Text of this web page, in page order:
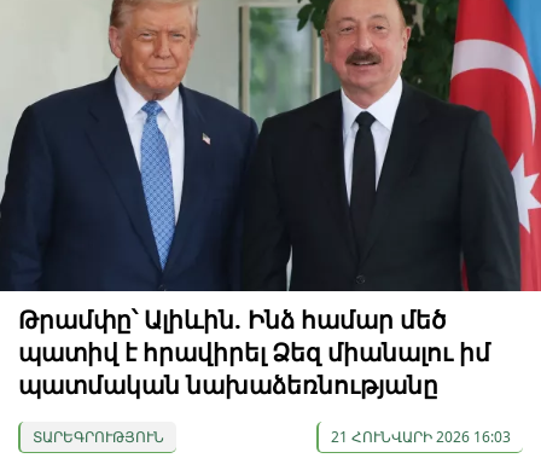
Թրամփը՝ Ալիևին. Ինձ համար մեծ
պատիվ է հրավիրել Ձեզ միանալու իմ
պատմական նախաձեռնությանը
ՏԱՐԵԳՐՈՒԹՅՈՒՆ 21 ՀՈՒՆՎԱՐԻ 2026 16:03